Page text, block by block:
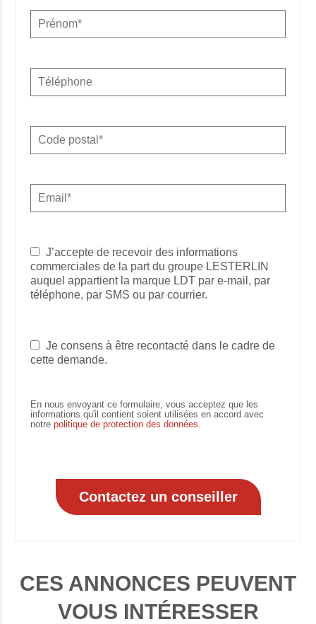
J’accepte de recevoir des informations
commerciales de la part du groupe LESTERLIN
auquel appartient la marque LDT par e-mail, par
téléphone, par SMS ou par courrier.
Je consens à être recontacté dans le cadre de
cette demande.
En nous envoyant ce formulaire, vous acceptez que les
informations qu'il contient soient utilisées en accord avec
notrepolitique de protection des données
CES ANNONCES PEUVENT
VOUS INTÉRESSER